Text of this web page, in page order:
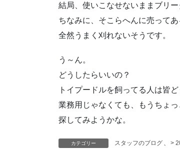
結局、使いこなせないままブリ
ちなみに、そこらへんに売って
全然うまく刈れないそうです。
う～ん。
どうしたらいいの？
トイプードルを飼ってる人は皆
業務用じゃなくても、もうちょ
探してみようかな。
カテゴリー スタッフのブログ 、 >